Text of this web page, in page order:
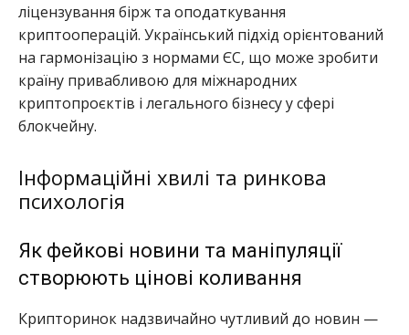
ліцензування бірж та оподаткування
криптооперацій. Український підхід орієнтований
на гармонізацію з нормами ЄС, що може зробити
країну привабливою для міжнародних
криптопроєктів і легального бізнесу у сфері
блокчейну.
Інформаційні хвилі та ринкова
психологія
Як фейкові новини та маніпуляції
створюють цінові коливання
Крипторинок надзвичайно чутливий до новин —